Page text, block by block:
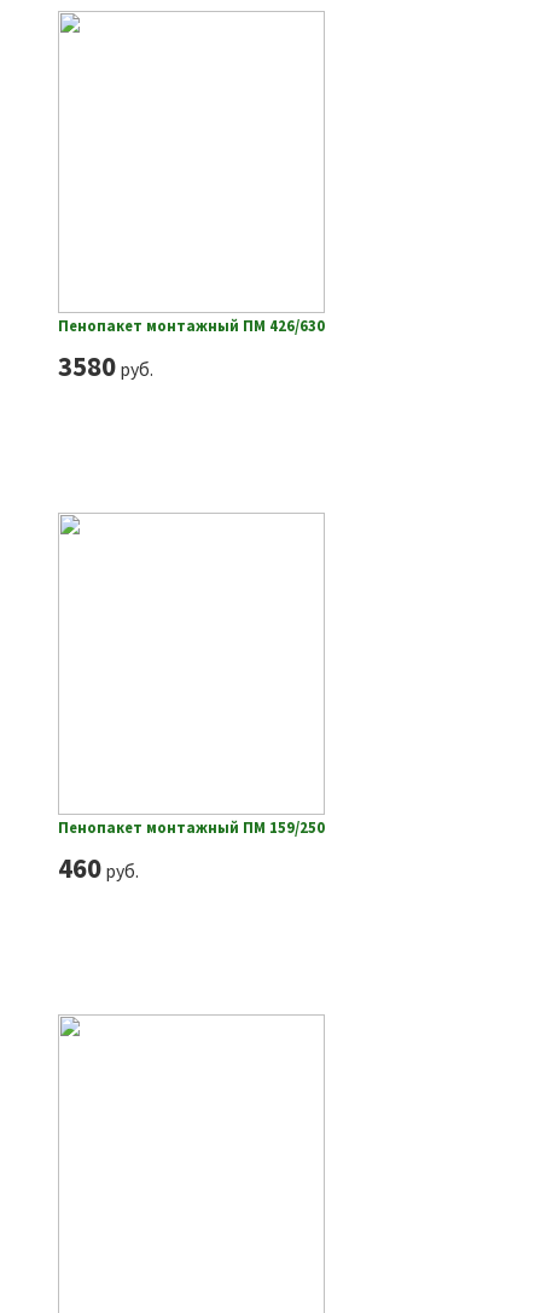
Пенопакет монтажный ПМ 426/630
3580руб.
Пенопакет монтажный ПМ 159/250
460руб.